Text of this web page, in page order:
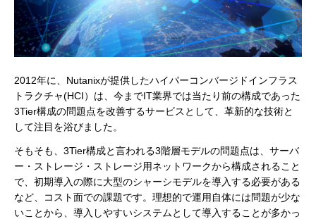
2012年に、Nutanixが提供したハイパーコンバージドインフラス
トラクチャ(HCI）は、今までIT業界では当たり前の構成であった
3Tier構成の問題点を改善するサービスとして、革新的な技術と
して注目を浴びました。
そもそも、3Tier構成と言われる3階層モデルの問題点は、サーバ
ー・ストレージ・ストレージ用ネットワークから構成されること
で、初期導入の際に大型のシャーシモデルを導入する必要がある
など、コスト面での課題です。理想的で運用自体には問題が少な
いことから、導入しやすいシステムとして導入することが多かっ